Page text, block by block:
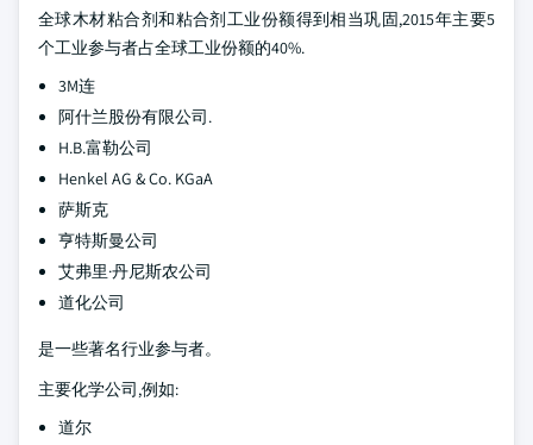
全球木材粘合剂和粘合剂工业份额得到相当巩固,2015年主要5
个工业参与者占全球工业份额的40%.
3M连
阿什兰股份有限公司.
H.B.富勒公司
Henkel AG & Co. KGaA
萨斯克
亨特斯曼公司
艾弗里·丹尼斯农公司
道化公司
是一些著名行业参与者。
主要化学公司,例如:
道尔